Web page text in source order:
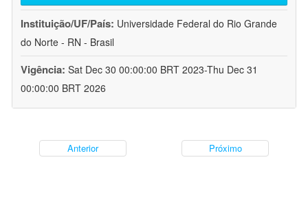
Instituição/UF/País: Universidade Federal do Rio Grande
do Norte - RN - Brasil
Vigência: Sat Dec 30 00:00:00 BRT 2023-Thu Dec 31
00:00:00 BRT 2026
Anterior Próximo